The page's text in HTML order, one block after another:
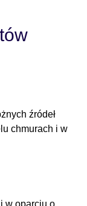
źródeł
chmurach i w
w oparciu o